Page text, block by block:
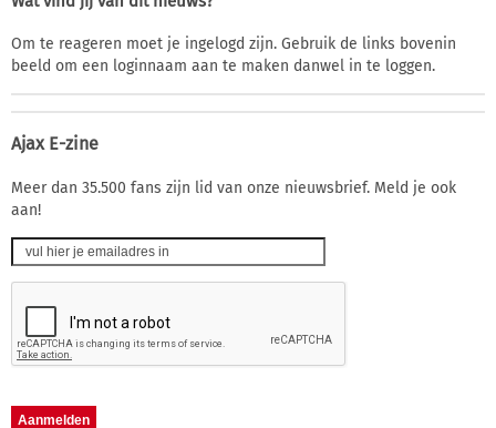
Om te reageren moet je ingelogd zijn. Gebruik de links bovenin
beeld om een loginnaam aan te maken danwel in te loggen.
Ajax E-zine
Meer dan 35.500 fans zijn lid van onze nieuwsbrief. Meld je ook
aan!